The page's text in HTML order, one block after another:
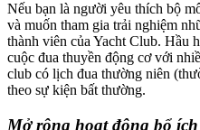
Nếu bạn là người yêu thích bộ
và muốn tham gia trải nghiệm
thành viên của Yacht Club. Hầu
cuộc đua thuyền động cơ với
club có lịch đua thường niên
theo sự kiện bất thường.
Mở rộng hoạt động bổ